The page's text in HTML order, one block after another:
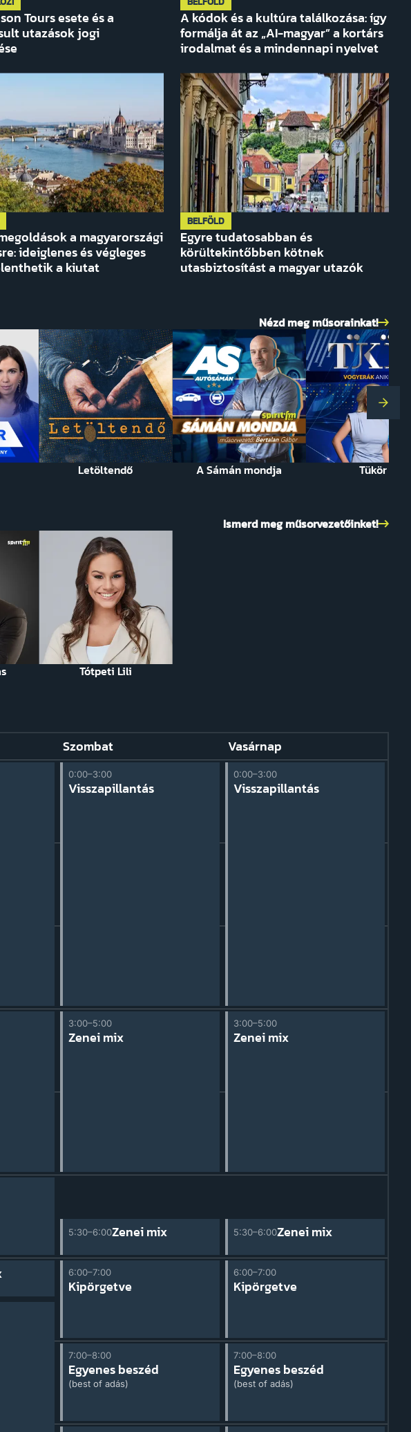
Tours esete és a
utazások jogi
A kódok és a kultúra találkozása: így
formálja át az „AI-magyar” a kortárs
irodalmat és a mindennapi nyelvet
a magyarországi
ideiglenes és végleges
a kiutat
BELFÖLD
Egyre tudatosabban és
körültekintőbben kötnek
utasbiztosítást a magyar utazók
Letöltendő A Sámán mondja Tükör
Nézd meg műsorainkat!
Tótpeti Lili
Ismerd meg műsorvezetőinket!
Szombat
0:00–3:00
Visszapillantás
3:00–5:00
Zenei mix
5:30–6:00Zenei mix
6:00–7:00
Kipörgetve
7:00–8:00
Egyenes beszéd
(best of adás)
Vasárnap
0:00–3:00
Visszapillantás
3:00–5:00
Zenei mix
5:30–6:00Zenei mix
6:00–7:00
Kipörgetve
7:00–8:00
Egyenes beszéd
(best of adás)